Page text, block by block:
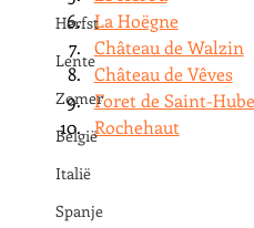
Herfst
Lente
Zomer
België
Italië
Spanje
La Hoëgne
Château de Walzin
Château de Vêves
Foret de Saint-
Rochehaut